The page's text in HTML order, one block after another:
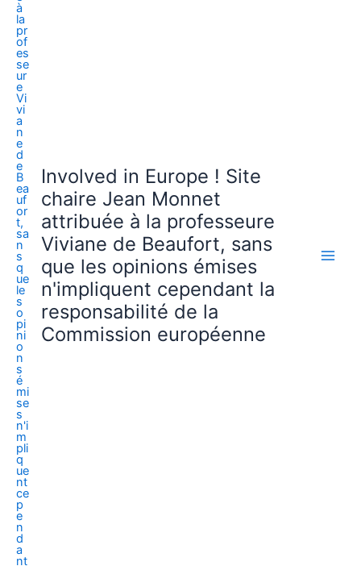
Involved in Europe ! Site
chaire Jean Monnet
attribuée à la professeure
Viviane de Beaufort, sans
que les opinions émises
n'impliquent cependant la
responsabilité de la
Commission européenne